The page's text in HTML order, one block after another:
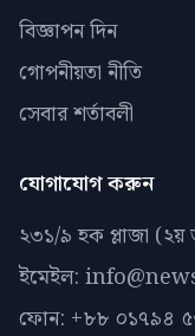
বিজ্ঞাপন দিন
গোপনীয়তা নীতি
সেবার শর্তাবলী
যোগাযোগ করুন
২৩১/৯ হক প্লাজা (২য়
ইমেইল:
ফোন: +৮৮ ০১৭৯৪